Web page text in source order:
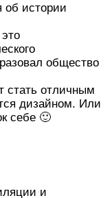
об истории
общество
стать отличным
дизайном. Или
себе 🙂
и